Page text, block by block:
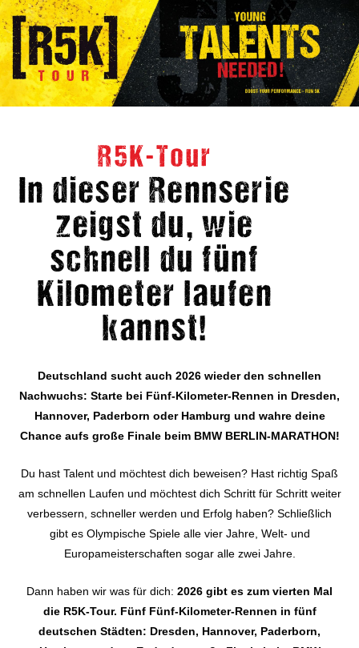
Navigation
überspringen
Start
Termine
Anmeldung
Rückblick 2025
Rückblick 2024
Rückblick 2023
R5K-Tour
In dieser Rennserie
zeigst du, wie
schnell du fünf
Kilometer laufen
kannst!
Deutschland sucht auch 2026 wieder den schnellen
Nachwuchs: Starte bei Fünf-Kilometer-Rennen in Dresden,
Hannover, Paderborn oder Hamburg und wahre deine
Chance aufs große Finale beim BMW BERLIN-MARATHON!
Du hast Talent und möchtest dich beweisen? Hast richtig Spaß
am schnellen Laufen und möchtest dich Schritt für Schritt weiter
verbessern, schneller werden und Erfolg haben? Schließlich
gibt es Olympische Spiele alle vier Jahre, Welt- und
Europameisterschaften sogar alle zwei Jahre.
Dann haben wir was für dich: 2026 gibt es zum vierten Mal
die R5K-Tour. Fünf Fünf-Kilometer-Rennen in fünf
deutschen Städten: Dresden, Hannover, Paderborn,